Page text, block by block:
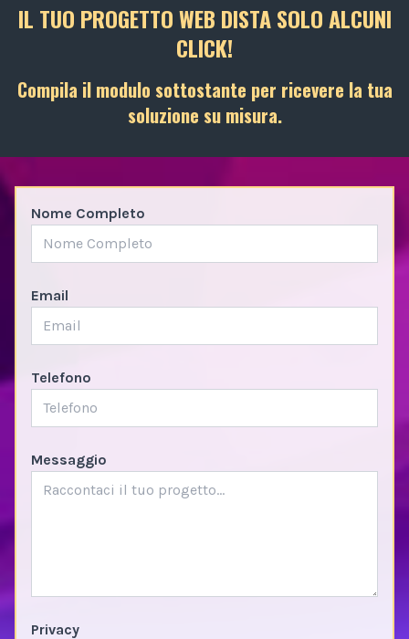
IL TUO PROGETTO WEB DISTA SOLO ALCUNI
CLICK!
Compila il modulo sottostante per ricevere la tua
soluzione su misura.
Nome Completo
Email
Telefono
Messaggio
Privacy